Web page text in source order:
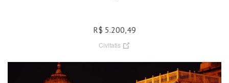
R$ 5.200,49
Civitatis